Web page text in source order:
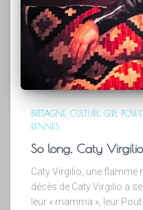
BRETAGNE CULTURE GIRL
RENNES
So long, Caty
Caty Virgilio, une flamme
décès de Caty Virgilio a
leur « mamma », leur